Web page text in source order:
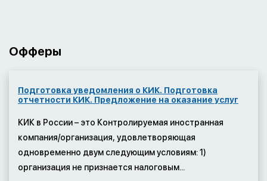
Офферы
Подготовка уведомления о КИК. Подготовка
отчетности КИК. Предложение на оказание услуг
КИК в России – это Контролируемая иностранная
компания/организация, удовлетворяющая
одновременно двум следующим условиям: 1)
организация не признается налоговым...